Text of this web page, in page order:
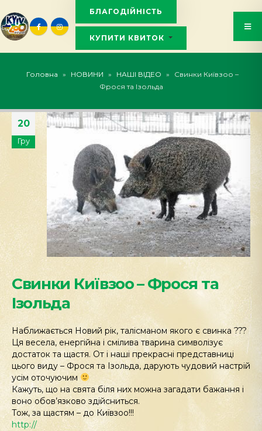
БЛАГОДІЙНІСТЬ
КУПИТИ КВИТОК
Головна » НОВИНИ » НАШІ ВІДЕО »
Свинки Київзоо –
Фрося та Ізольда
20
Гру
Свинки Київзоо – Фрося та
Ізольда
Наближається Новий рік, талісманом якого є свинка ???
Ця весела, енергійна і смілива тварина символізує
достаток та щастя. От і наші прекрасні представниці
цього виду – Фрося та Ізольда, дарують чудовий настрій
усім оточуючим
Кажуть, що на свята біля них можна загадати бажання і
воно обов’язково здійсниться.
Тож, за щастям – до Київзоо!!!
http://